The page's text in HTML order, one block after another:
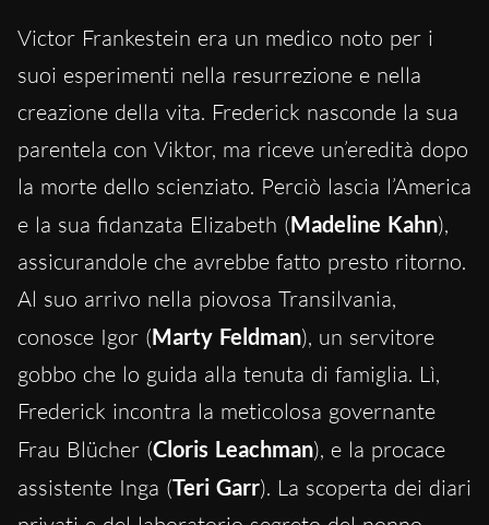
Victor Frankestein era un medico noto per i
suoi esperimenti nella resurrezione e nella
creazione della vita. Frederick nasconde la sua
parentela con Viktor, ma riceve un’eredità dopo
la morte dello scienziato. Perciò lascia l’America
e la sua fidanzata Elizabeth (Madeline Kahn),
assicurandole che avrebbe fatto presto ritorno.
Al suo arrivo nella piovosa Transilvania,
conosce Igor (Marty Feldman), un servitore
gobbo che lo guida alla tenuta di famiglia. Lì,
Frederick incontra la meticolosa governante
Frau Blücher (Cloris Leachman), e la procace
assistente Inga (Teri Garr). La scoperta dei diari